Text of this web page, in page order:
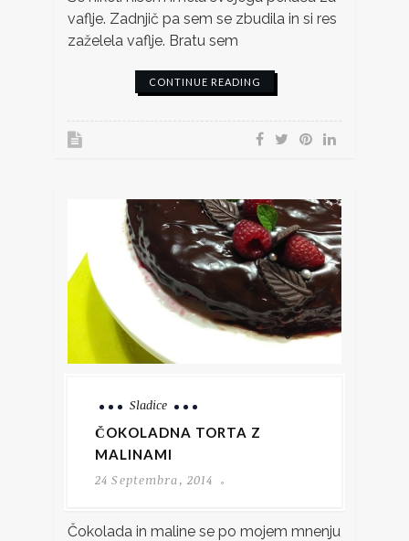
vaflje. Zadnjič pa sem se zbudila in si res
zaželela vaflje. Bratu sem
CONTINUE READING
Sladice
ČOKOLADNA TORTA Z
MALINAMI
24 Septembra, 2014
Čokolada in maline se po mojem mnenju